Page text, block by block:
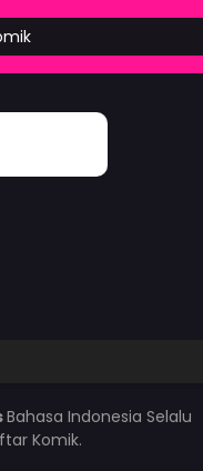
Bahasa Indonesia Selalu
Komik.